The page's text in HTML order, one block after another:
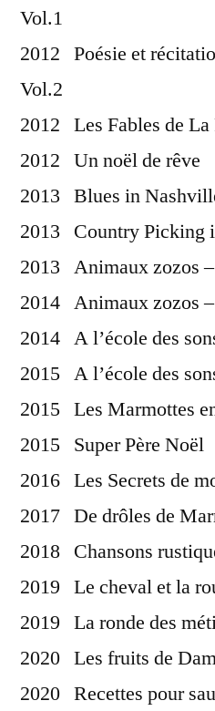
Vol.1
2012 Poésie et
Vol.2
2012 Les Fables de La
2012 Un noël de rêve
2013 Blues in
2013 Country Picking
2013 Animaux zozos
2014 Animaux zozos
2014 A l’école des
2015 A l’école des
2015 Les Marmottes
2015 Super Père Noël
2016 Les Secrets de
2017 De drôles de
2018 Chansons
2019 Le cheval et la
2019 La ronde des
2020 Les fruits de
2020 Recettes pour